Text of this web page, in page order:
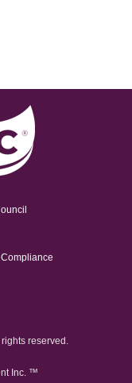
reserved.
Inc. ™